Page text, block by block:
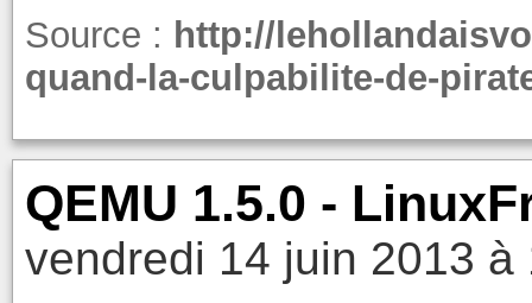
Source : http://
quand-la-culpabilite-de-
QEMU 1.5.0 -
vendredi 14 juin 2013 à